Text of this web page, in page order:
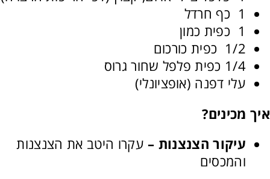
1 כף חרדל
1 כפית כמון
1/2 כפית כורכום
1/4 כפית פלפל שחור גרוס
עלי דפנה (אופציונלי)
איך מכינים?
עיקור הצנצנות – עקרו היטב את הצנצנות
והמכסים